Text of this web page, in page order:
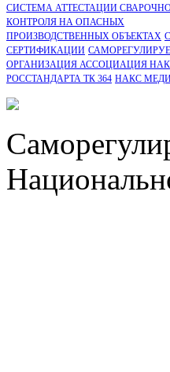
СИСТЕМА АТТЕСТАЦИИ
КОНТРОЛЯ НА ОПАСНЫХ
ПРОИЗВОДСТВЕННЫХ ОБЪЕКТАХ
CЕРТИФИКАЦИИ
ОРГАНИЗАЦИЯ АССОЦИАЦИЯ
РОССТАНДАРТА ТК 364 НАКС